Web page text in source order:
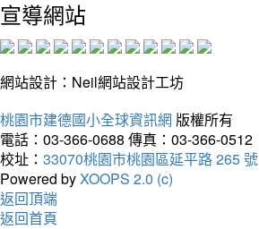
宣導網站
網站設計：Neil網站設計工坊
桃園市建德國小全球資訊網 版權所有
電話：03-366-0688 傳真：03-366-0512
校址： 33070桃園市桃園區延平路 265 號
Powered byXOOPS 2.0 (c)
返回頂端
返回首頁